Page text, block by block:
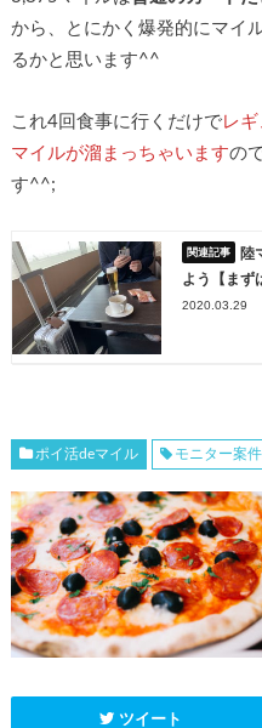
から、とにかく爆発的にマイ
るかと思います^^
これ4回食事に行くだけでレギ
マイルが溜まっちゃいますの
す^^;
陸
よう【まず
2020.03.29
ポイ活deマイル モニター案件
ツイート